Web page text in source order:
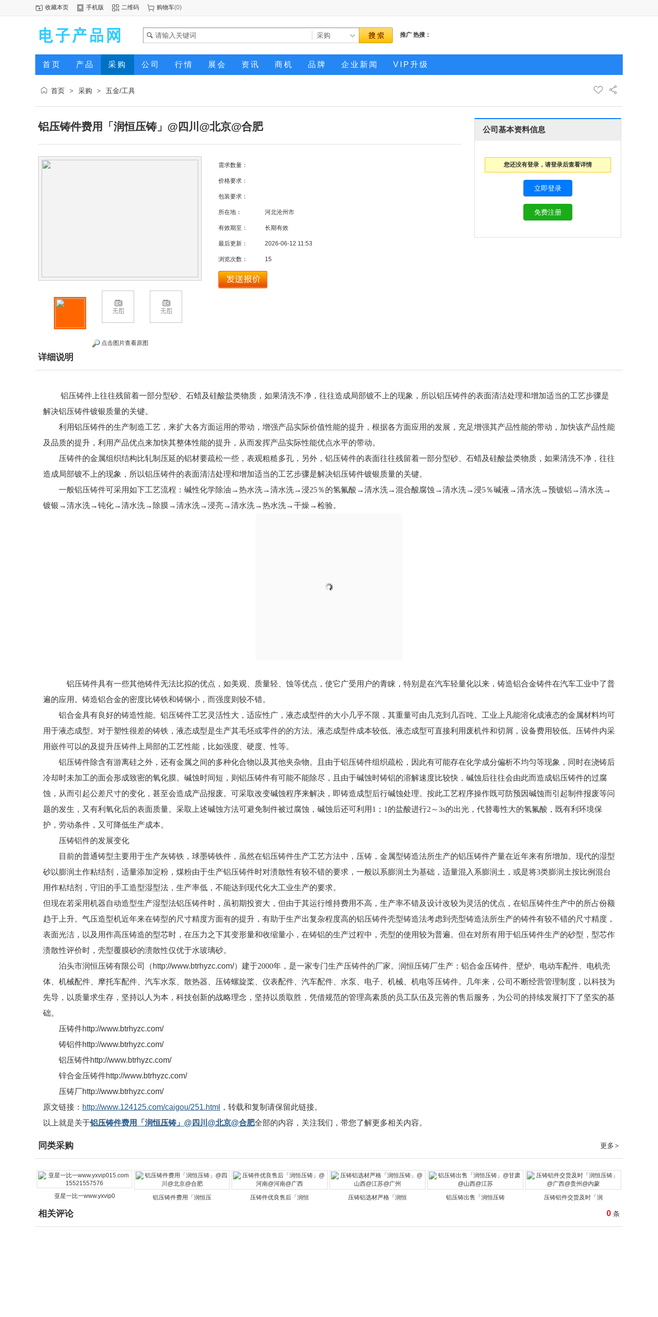
收藏本页 手机版 二维码 购物车(0)
推广 热搜：
首页 产品 采购 公司 行情 展会 资讯 商机 品牌 企业新闻 VIP升级
首页 > 采购 > 五金/工具
铝压铸件费用「润恒压铸」@四川@北京@合肥
点击图片查看原图
需求数量：
价格要求：
包装要求：
所在地： 河北沧州市
有效期至： 长期有效
最后更新： 2026-06-12 11:53
浏览次数： 15
公司基本资料信息
您还没有登录，请登录后查看详情
详细说明
铝压铸件 上往往残留着一部分型砂、石蜡及硅酸盐类物质，如果清洗不净，往往造成局部镀不上的现象，所以铝压铸件的表面清洁处理和增加适当的工艺步骤是
解决铝压铸件镀银质量的关键。
利用铝压铸件的生产制造工艺，来扩大各方面运用的带动，增强产品实际价值性能的提升，根据各方面应用的发展，充足增强其产品性能的带动，加快该产品性能
及品质的提升，利用产品优点来加快其整体性能的提升，从而发挥产品实际性能优点水平的带动。
压铸件的金属组织结构比轧制压延的铝材要疏松一些，表观粗糙多孔，另外，铝压铸件的表面往往残留着一部分型砂、石蜡及硅酸盐类物质，如果清洗不净，往往
造成局部镀不上的现象，所以铝压铸件的表面清洁处理和增加适当的工艺步骤是解决铝压铸件镀银质量的关键。
一般铝压铸件可采用如下工艺流程：碱性化学除油→热水洗→清水洗→浸25％的氢氟酸→清水洗→混合酸腐蚀→清水洗→浸5％碱液→清水洗→预镀铝→清水洗→
镀银→清水洗→钝化→清水洗→除膜→清水洗→浸亮→清水洗→热水洗→干燥→检验。
铝压铸件具有一些其他铸件无法比拟的优点，如美观、质量轻、蚀等优点，使它广受用户的青睐，特别是在汽车轻量化以来，铸造铝合金铸件在汽车工业中了普
遍的应用。铸造铝合金的密度比铸铁和铸钢小，而强度则较不错。
铝合金具有良好的铸造性能。铝压铸件工艺灵活性大，适应性广，液态成型件的大小几乎不限，其重量可由几克到几百吨。工业上凡能溶化成液态的金属材料均可
用于液态成型。对于塑性很差的铸铁，液态成型是生产其毛坯或零件的的方法。液态成型件成本较低。液态成型可直接利用废机件和切屑，设备费用较低。压铸件内采
用嵌件可以的及提升压铸件上局部的工艺性能，比如强度、硬度、性等。
铝压铸件除含有游离硅之外，还有金属之间的多种化合物以及其他夹杂物。且由于铝压铸件组织疏松，因此有可能存在化学成分偏析不均匀等现象，同时在浇铸后
冷却时未加工的面会形成致密的氧化膜。碱蚀时间短，则铝压铸件有可能不能除尽，且由于碱蚀时铸铝的溶解速度比较快，碱蚀后往往会由此而造成铝压铸件的过腐
蚀，从而引起公差尺寸的变化，甚至会造成产品报废。可采取改变碱蚀程序来解决，即铸造成型后行碱蚀处理。按此工艺程序操作既可防预因碱蚀而引起制件报废等问
题的发生，又有利氧化后的表面质量。采取上述碱蚀方法可避免制件被过腐蚀，碱蚀后还可利用1；1的盐酸进行2～3s的出光，代替毒性大的氢氟酸，既有利环境保
护，劳动条件，又可降低生产成本。
压铸铝件的发展变化
目前的普通铸型主要用于生产灰铸铁，球墨铸铁件，虽然在铝压铸件生产工艺方法中，压铸，金属型铸造法所生产的铝压铸件产量在近年来有所增加。现代的湿型
砂以膨润土作粘结剂，适量添加淀粉，煤粉由于生产铝压铸件时对溃散性有较不错的要求，一般以系膨润土为基础，适量混入系膨润土，或是将3类膨润土按比例混台
用作粘结剂，守旧的手工造型湿型法，生产率低，不能达到现代化大工业生产的要求。
但现在若采用机器自动造型生产湿型法铝压铸件时，虽初期投资大，但由于其运行维持费用不高，生产率不错及设计改较为灵活的优点，在铝压铸件生产中的所占份额
趋于上升。气压造型机近年来在铸型的尺寸精度方面有的提升，有助于生产出复杂程度高的铝压铸件壳型铸造法考虑到壳型铸造法所生产的铸件有较不错的尺寸精度，
表面光洁，以及用作高压铸造的型芯时，在压力之下其变形量和收缩量小，在铸铝的生产过程中，壳型的使用较为普遍。但在对所有用于铝压铸件生产的砂型，型芯作
溃散性评价时，壳型覆膜砂的溃散性仅优于水玻璃砂。
泊头市润恒压铸有限公司
（ http://www.btrhyzc.com/）建于2000年，是一家专门生产压铸件的厂家。润恒压铸厂生产：铝合金压铸件、壁炉、电动车配件、电机壳
体、机械配件、摩托车配件、 汽车水泵 散热器 压铸螺旋桨 、仪表配件、汽车配件、水泵、电子、机械、机电等压铸件。几年来，公司不断经营管理制度，以科技为
先导，以质量求生存，坚持以人为本，科技创新的战略理念，坚持以质取胜，凭借规范的管理高素质的员工队伍及完善的售后服务，为公司的持续发展打下了坚实的基
础。
压铸件http://www.btrhyzc.com/
铸铝件http://www.btrhyzc.com/
铝压铸件http://www.btrhyzc.com/
锌合金压铸件http://www.btrhyzc.com/
压铸厂http://www.btrhyzc.com/
原文链接： http://www.124125.com/caigou/251.html
，转载和复制请保留此链接。
以上就是关于铝压铸件费用「润恒压铸」@四川@北京@合肥全部的内容，关注我们，带您了解更多相关内容。
更多 >
同类采购
亚星一比一www.yxvip0 铝压铸件费用「润恒压 压铸件优良售后「润恒 压铸铝选材严格「润恒 铝压铸出售「润恒压铸 压铸铝件交货及时「润
0 条
相关评论